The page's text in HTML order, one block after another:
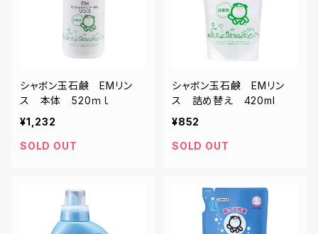
シャボン玉石鹸 EMリン
ス 本体 520ｍｌ
¥1,232
SOLD OUT
シャボン玉石鹸 EMリン
ス 詰め替え 420ml
¥852
SOLD OUT